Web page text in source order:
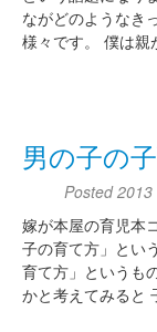
ながどのようなき
様々です。 僕は
男の子の
Posted2013
嫁が本屋の育児本
子の育て方」とい
育て方」というも
かと考えてみると